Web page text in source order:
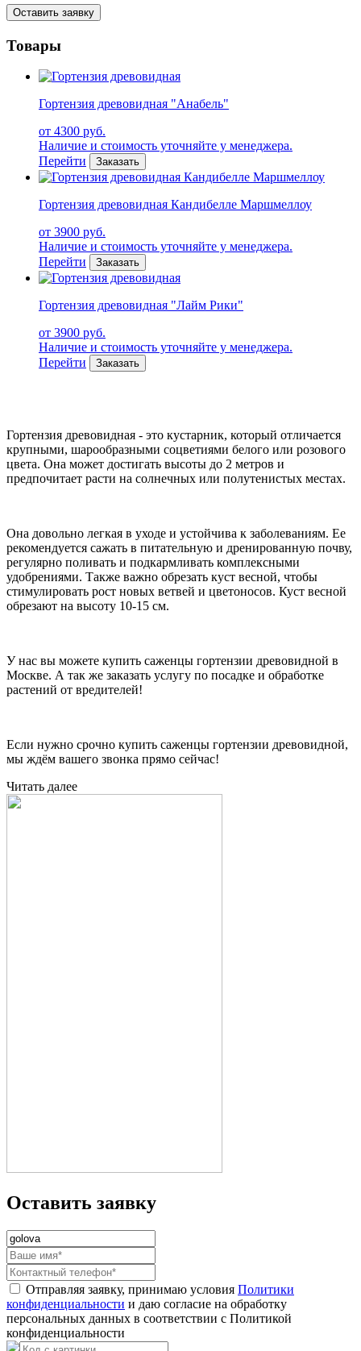
Оставить заявку
Товары
Гортензия древовидная "Анабель"
от 4300 руб.
Наличие и стоимость уточняйте у менеджера.
Перейти
Заказать
Гортензия древовидная Кандибелле Маршмеллоу
от 3900 руб.
Наличие и стоимость уточняйте у менеджера.
Перейти
Заказать
Гортензия древовидная "Лайм Рики"
от 3900 руб.
Наличие и стоимость уточняйте у менеджера.
Перейти
Заказать
Гортензия древовидная - это кустарник, который отличается
крупными, шарообразными соцветиями белого или розового
цвета. Она может достигать высоты до 2 метров и
предпочитает расти на солнечных или полутенистых местах.
Она довольно легкая в уходе и устойчива к заболеваниям. Ее
рекомендуется сажать в питательную и дренированную почву,
регулярно поливать и подкармливать комплексными
удобрениями. Также важно обрезать куст весной, чтобы
стимулировать рост новых ветвей и цветоносов. Куст весной
обрезают на высоту 10-15 см.
У нас вы можете купить саженцы гортензии древовидной в
Москве. А так же заказать услугу по посадке и обработке
растений от вредителей!
Если нужно срочно купить саженцы гортензии древовидной,
мы ждём вашего звонка прямо сейчас!
Читать далее
Оставить заявку
Отправляя заявку, принимаю условия Политики
конфиденциальности и даю согласие на обработку
персональных данных в соответствии с Политикой
конфиденциальности